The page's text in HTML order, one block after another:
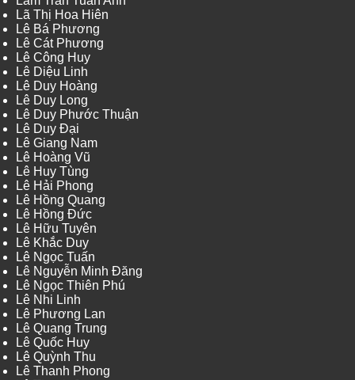
Lã Thị Hoa Hiên
Lê Bá Phương
Lê Cát Phương
Lê Công Huy
Lê Diệu Linh
Lê Duy Hoàng
Lê Duy Long
Lê Duy Phước Thuận
Lê Duy Đại
Lê Giang Nam
Lê Hoàng Vũ
Lê Huy Tùng
Lê Hải Phong
Lê Hồng Quang
Lê Hồng Đức
Lê Hữu Tuyên
Lê Khắc Duy
Lê Ngọc Tuấn
Lê Nguyễn Minh Đăng
Lê Ngọc Thiên Phú
Lê Nhi Linh
Lê Phương Lan
Lê Quang Trung
Lê Quốc Huy
Lê Quỳnh Thu
Lê Thanh Phong